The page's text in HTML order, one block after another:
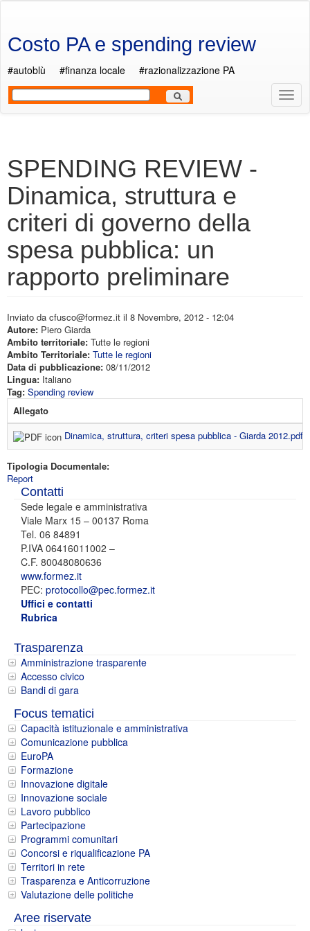
Costo PA e spending review
#autoblù #finanza locale
#razionalizzazione PA
Menù
SPENDING REVIEW -
Dinamica, struttura e
criteri di governo della
spesa pubblica: un
rapporto preliminare
Inviato da cfusco@formez.it il 8 Novembre, 2012 - 12:04
Autore: Piero Giarda
Ambito territoriale: Tutte le regioni
Ambito Territoriale: Tutte le regioni
Data di pubblicazione: 08/11/2012
Lingua: Italiano
Tag: Spending review
Allegato
Dinamica, struttura, criteri spesa pubblica - Giarda 2012.pdf
Tipologia Documentale:
Report
Contatti
Sede legale e amministrativa
Viale Marx 15 – 00137 Roma
Tel. 06 84891
P.IVA 06416011002 –
C.F. 80048080636
www.formez.it
PEC: protocollo@pec.formez.it
Uffici e contatti
Rubrica
Trasparenza
Amministrazione trasparente
Accesso civico
Bandi di gara
Focus tematici
Capacità istituzionale e amministrativa
Comunicazione pubblica
EuroPA
Formazione
Innovazione digitale
Innovazione sociale
Lavoro pubblico
Partecipazione
Programmi comunitari
Concorsi e riqualificazione PA
Territori in rete
Trasparenza e Anticorruzione
Valutazione delle politiche
Aree riservate